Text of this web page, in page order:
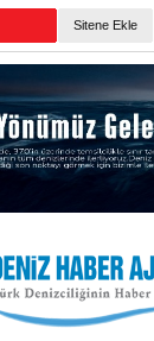
Sitene Ekle